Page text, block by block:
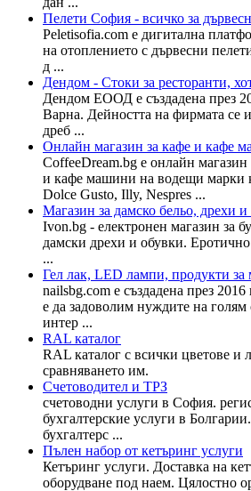
Пелети София - всичко за
Peletisofia.com е дигитална
на отоплението с дървесни
д ...
Дендом - Стоки за ресторанти,
Дендом ЕООД е създадена през
Варна. Дейността на фирмата се
дреб ...
Онлайн магазин за кафе и кафе
CoffeeDream.bg e онлайн магазин
и кафе машини на водещи марки
Dolce Gusto, Illy, Nespres ...
Магазин за дамско бельо, дрехи и
Ivon.bg - електронен магазин за
дамски дрехи и обувки.
...
Гел лак, LED лампи, продукти
nailsbg.com е създадена през
е да задоволим нуждите на голям
интер ...
RAL каталог
RAL каталог с всички цветове и
сравняването им.
Счетоводител и ТРЗ
счетоводни услуги в София.
бухгалтерские услуги в
бухгалтерс ...
Пълен набор от кетъринг услуги
Кетъринг услуги. Доставка на
оборудване под наем. Цялостно